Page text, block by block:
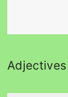
Adjectives